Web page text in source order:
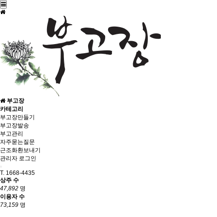
부고장
카테고리
부고장만들기
부고장발송
부고관리
자주묻는질문
근조화환보내기
관리자 로그인
T. 1668-4435
상주 수
47,892 명
이용자 수
73,159 명